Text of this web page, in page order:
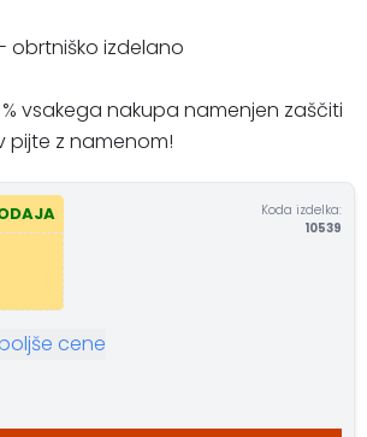
obrtniško izdelano
vsakega nakupa namenjen zaščiti
pijte z namenom!
Koda izdelka:
10539
cene